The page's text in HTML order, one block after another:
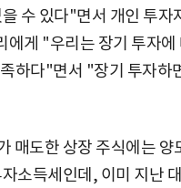
수 있다"면서 개인 투
에게 "우리는 장기 투자
하다"면서 "장기 투자하
매도한 상장 주식에는
소득세인데, 이미 지난